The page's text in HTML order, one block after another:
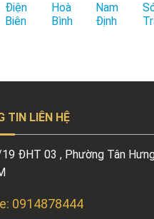
Điện
Biên
Hoà
Bình
Nam
Định
TIN LIÊN HỆ
ĐHT 03 , Phường Tân Hưng
0914878444